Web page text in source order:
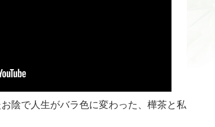
陰で人生がバラ色に変わった、樺茶と私